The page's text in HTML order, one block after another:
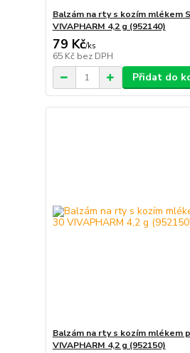
Balzám na rty s kozím mlékem
VIVAPHARM 4,2 g (952140)
79 Kč/ks
65 Kč bez DPH
Přidat do
Balzám na rty s kozím mlékem
VIVAPHARM 4,2 g (952150)